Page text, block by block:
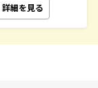
詳細を見る